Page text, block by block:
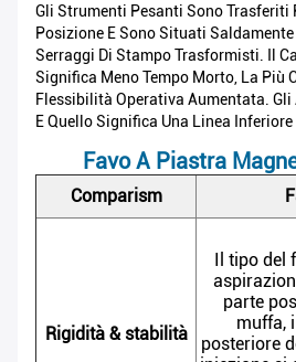
Gli Strumenti Pesanti Sono Trasferiti
Posizione E Sono Situati Saldamente
Serraggi Di Stampo Trasformisti. Il
Significa Meno Tempo Morto, La Più
Flessibilità Operativa Aumentata.
E Quello Significa Una Linea
Favo A Piastra
Comparism
Rigidità & stabilità
Il tipo
parte
muffa,
posteriore